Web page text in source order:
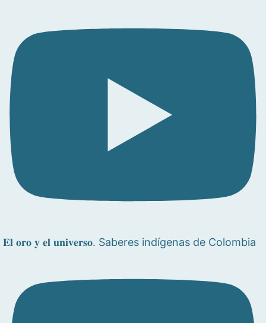
𝐄𝐥 𝐨𝐫𝐨 𝐲 𝐞𝐥 𝐮𝐧𝐢𝐯𝐞𝐫𝐬𝐨. Saberes indígenas de Colombia